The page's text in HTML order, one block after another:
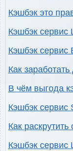
Кэшбэк это
Кэшбэк сервис
Кэшбэк сервис
Как
В чём выгода
Кэшбэк сервис
Как
Кэшбэк сервис